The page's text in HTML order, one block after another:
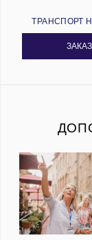
ТРАНСПОРТ